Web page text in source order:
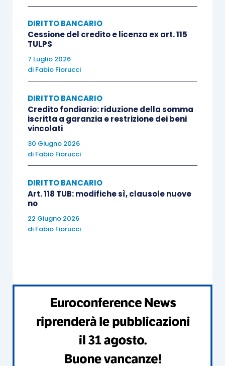
DIRITTO BANCARIO
Cessione del credito e licenza ex art. 115
TULPS
7 Luglio 2026
di Fabio Fiorucci
DIRITTO BANCARIO
Credito fondiario: riduzione della somma
iscritta a garanzia e restrizione dei beni
vincolati
30 Giugno 2026
di Fabio Fiorucci
DIRITTO BANCARIO
Art. 118 TUB: modifiche sì, clausole nuove
no
22 Giugno 2026
di Fabio Fiorucci